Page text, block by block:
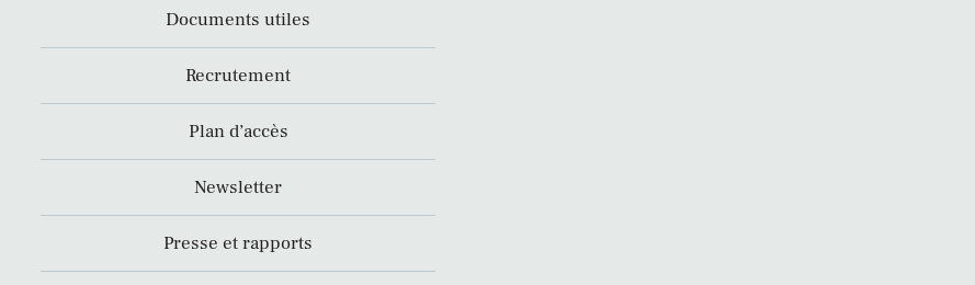
Documents utiles
Recrutement
Plan d’accès
Newsletter
Presse et rapports